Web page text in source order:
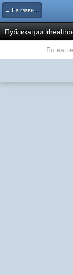
← На главную
Публикации
По